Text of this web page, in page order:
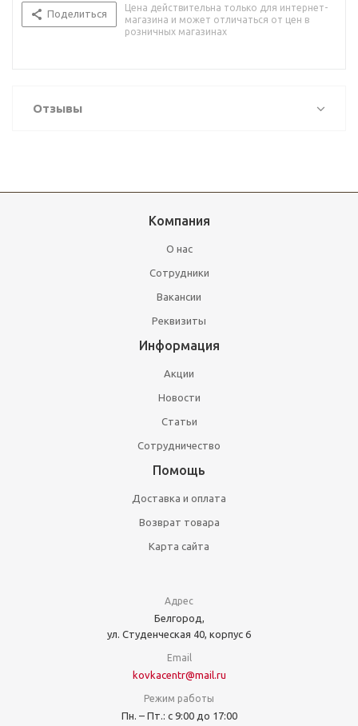
Поделиться
Цена действительна только для интернет-
магазина и может отличаться от цен в
розничных магазинах
Отзывы
Компания
О нас
Сотрудники
Вакансии
Реквизиты
Информация
Акции
Новости
Статьи
Сотрудничество
Помощь
Доставка и оплата
Возврат товара
Карта сайта
Адрес
Белгород,
ул. Студенческая 40, корпус 6
Email
kovkacentr@mail.ru
Режим работы
Пн. – Пт.: с 9:00 до 17:00